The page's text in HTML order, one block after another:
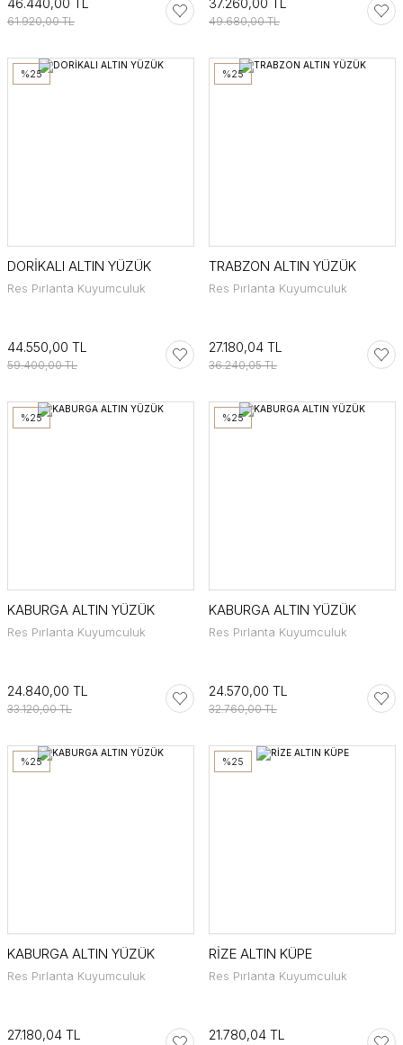
61.920,00 TL 49.680,00 TL
%25
DORİKALI ALTIN YÜZÜK
Res Pırlanta Kuyumculuk
44.550,00 TL
59.400,00 TL
%25
TRABZON ALTIN YÜZÜK
Res Pırlanta Kuyumculuk
27.180,04 TL
36.240,05 TL
%25
KABURGA ALTIN YÜZÜK
Res Pırlanta Kuyumculuk
24.840,00 TL
33.120,00 TL
%25
KABURGA ALTIN YÜZÜK
Res Pırlanta Kuyumculuk
24.570,00 TL
32.760,00 TL
%25
KABURGA ALTIN YÜZÜK
Res Pırlanta Kuyumculuk
27.180,04 TL
%25
RİZE ALTIN KÜPE
Res Pırlanta Kuyumculuk
21.780,04 TL